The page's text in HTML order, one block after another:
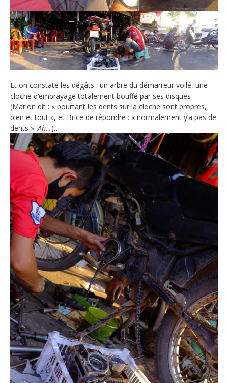
Et on constate les dégâts : un arbre du démarreur voilé, une
cloche d’embrayage totalement bouffé par ses disques
(Marion dit : « pourtant les dents sur la cloche sont propres,
bien et tout », et Brice de répondre : « normalement y’a pas de
dents ». Ah…)…